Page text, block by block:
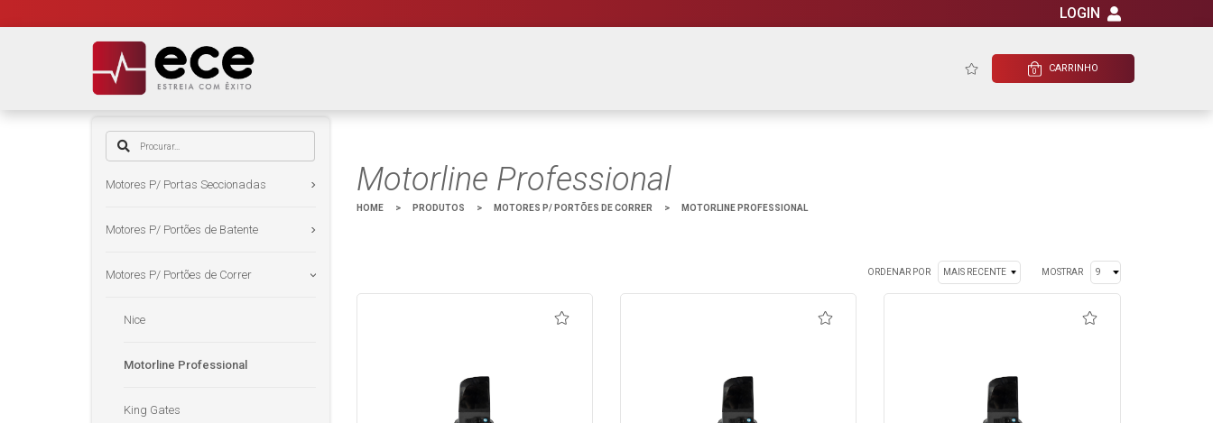
CARRINHO
0
LOGIN
Motores P/ Portas Seccionadas
Motores P/ Portões de Batente
Motores P/ Portões de Correr
Nice
Motorline Professional
King Gates
Motorline Professional
HOME > PRODUTOS > MOTORES P/ PORTÕES DE CORRER > MOTORLINE PROFESSIONAL
ORDENAR POR MOSTRAR